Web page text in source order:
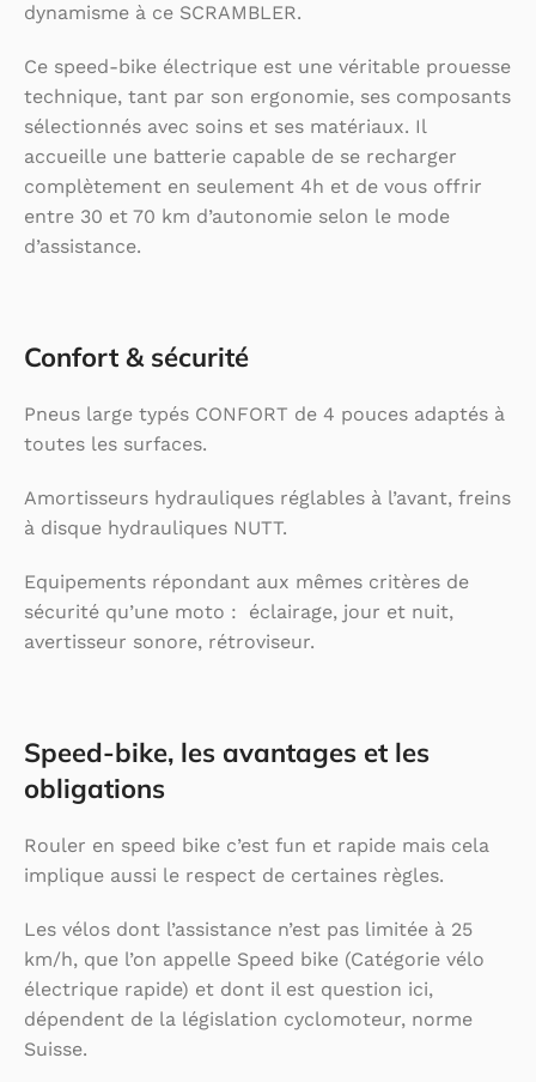
dynamisme à ce SCRAMBLER.
Ce speed-bike électrique est une véritable prouesse
technique, tant par son ergonomie, ses composants
sélectionnés avec soins et ses matériaux. Il
accueille une batterie capable de se recharger
complètement en seulement 4h et de vous offrir
entre 30 et 70 km d’autonomie selon le mode
d’assistance.
Confort & sécurité
Pneus large typés CONFORT de 4 pouces adaptés à
toutes les surfaces.
Amortisseurs hydrauliques réglables à l’avant, freins
à disque hydrauliques NUTT.
Equipements répondant aux mêmes critères de
sécurité qu’une moto : éclairage, jour et nuit,
avertisseur sonore, rétroviseur.
Speed-bike, les avantages et les
obligations
Rouler en speed bike c’est fun et rapide mais cela
implique aussi le respect de certaines règles.
Les vélos dont l’assistance n’est pas limitée à 25
km/h, que l’on appelle Speed bike (Catégorie vélo
électrique rapide) et dont il est question ici,
dépendent de la législation cyclomoteur, norme
Suisse.